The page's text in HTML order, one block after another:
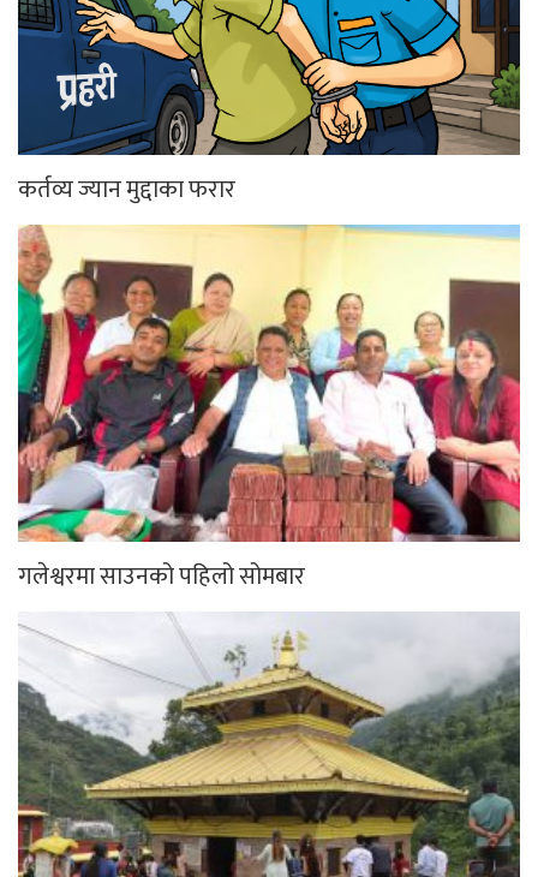
कर्तव्य ज्यान मुद्दाका फरार
गलेश्वरमा साउनको पहिलो सोमबार